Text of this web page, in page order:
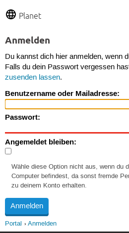
Planet
Anmelden
Du kannst dich hier anmelden, wenn
Falls du dein Passwort vergessen
zusenden lassen.
Benutzername oder Mailadresse:
Passwort:
Angemeldet bleiben:
Wähle diese Option nicht aus, wenn du
Computer befindest, da sonst fremde
zu deinem Konto erhalten.
Portal Anmelden